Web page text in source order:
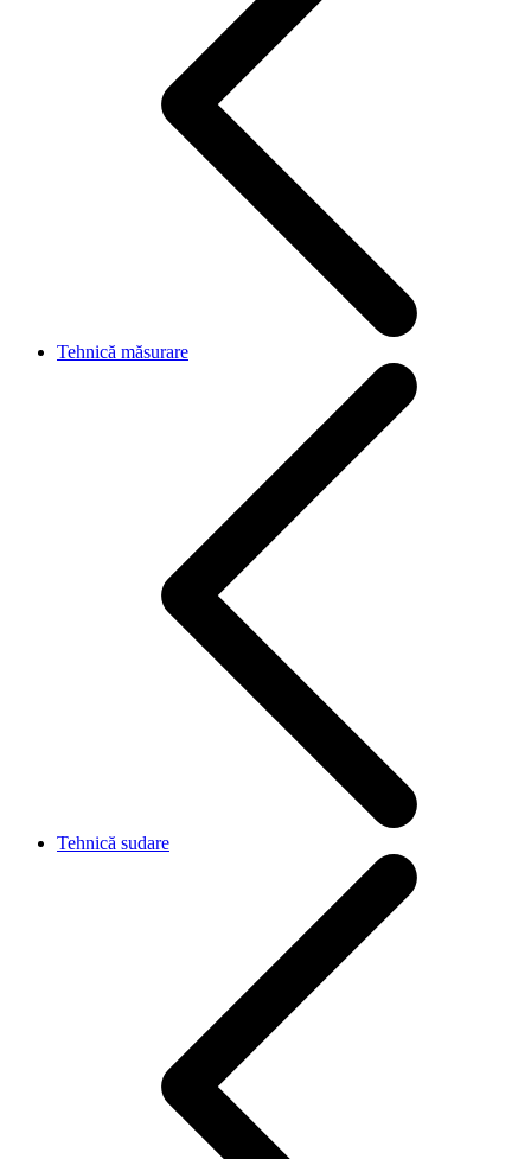
Tehnică măsurare
Tehnică sudare